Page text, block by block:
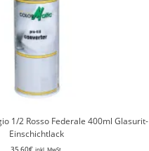
1/2 Rosso Federale 400ml Glasurit-
Einschichtlack
35,60€ inkl. MwSt.